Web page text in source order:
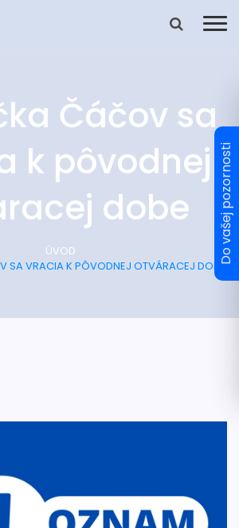
Čáčov sa
k pôvodnej
dobe
ÚVOD
SA VRACIA K PÔVODNEJ OTVÁRACEJ DOBE